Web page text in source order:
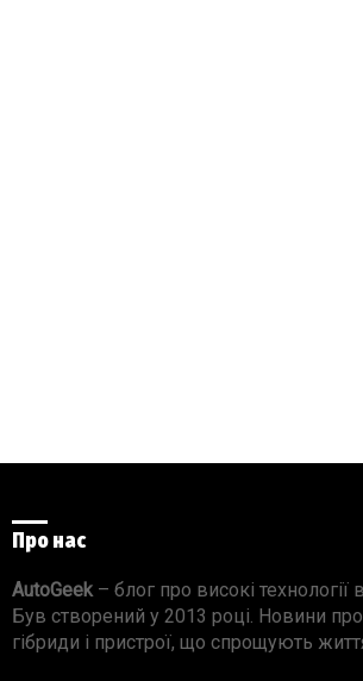
Про нас
AutoGeek– блог про високі технології
Був створений у 2013 році. Новини
гібриди і пристрої, що спрощують